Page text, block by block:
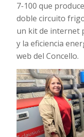
7-100 que
doble circuito
un kit de internet
y la eficiencia
web del Concello.